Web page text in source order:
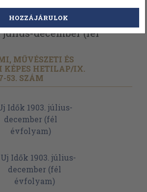
Válasszon példányt
július-december (fél
MŰVÉSZETI ÉS
HETILAP/IX.
53. SZÁM
HOZZÁJÁRULOK